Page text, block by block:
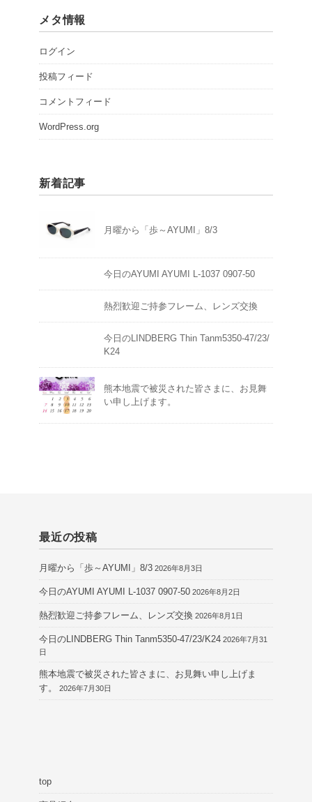
メタ情報
ログイン
投稿フィード
コメントフィード
WordPress.org
新着記事
月曜から「歩～AYUMI」8/3
今日のAYUMI AYUMI L-1037 0907-50
熱烈歓迎ご持参フレーム、レンズ交換
今日のLINDBERG Thin Tanm5350-47/23/
K24
熊本地震で被災された皆さまに、お見舞
い申し上げます。
最近の投稿
月曜から「歩～AYUMI」8/3 2026年8月3日
今日のAYUMI AYUMI L-1037 0907-50 2026年8月2日
熱烈歓迎ご持参フレーム、レンズ交換 2026年8月1日
今日のLINDBERG Thin Tanm5350-47/23/K24 2026年7月31
日
熊本地震で被災された皆さまに、お見舞い申し上げま
す。
2026年7月30日
top